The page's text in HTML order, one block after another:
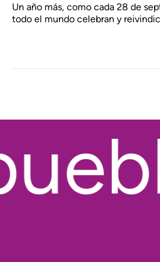
Un año más, como cada 28 de
todo el mundo celebran y